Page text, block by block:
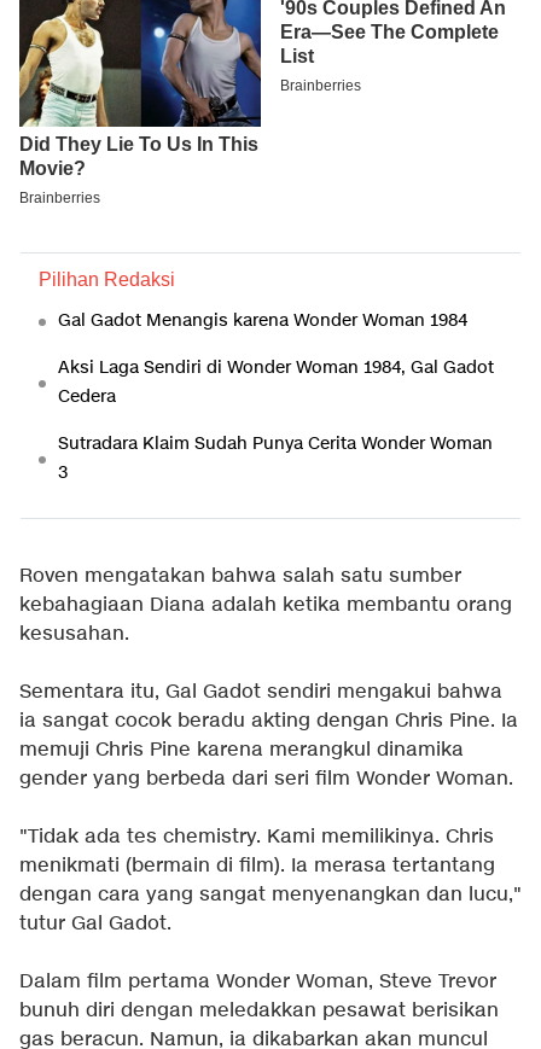
Pilihan Redaksi
Gal Gadot Menangis karena Wonder Woman 1984
Aksi Laga Sendiri di Wonder Woman 1984, Gal Gadot
Cedera
Sutradara Klaim Sudah Punya Cerita Wonder Woman
3
Roven mengatakan bahwa salah satu sumber
kebahagiaan Diana adalah ketika membantu orang
kesusahan.
Sementara itu, Gal Gadot sendiri mengakui bahwa
ia sangat cocok beradu akting dengan Chris Pine. Ia
memuji Chris Pine karena merangkul dinamika
gender yang berbeda dari seri film Wonder Woman.
"Tidak ada tes chemistry. Kami memilikinya. Chris
menikmati (bermain di film). Ia merasa tertantang
dengan cara yang sangat menyenangkan dan lucu,"
tutur Gal Gadot.
Dalam film pertama Wonder Woman, Steve Trevor
bunuh diri dengan meledakkan pesawat berisikan
gas beracun. Namun, ia dikabarkan akan muncul